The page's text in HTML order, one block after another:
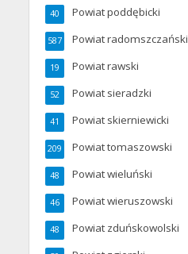
Powiat poddębicki
40
Powiat radomszczański
587
Powiat rawski
19
Powiat sieradzki
52
Powiat skierniewicki
41
Powiat tomaszowski
209
Powiat wieluński
48
Powiat wieruszowski
46
Powiat zduńskowolski
48